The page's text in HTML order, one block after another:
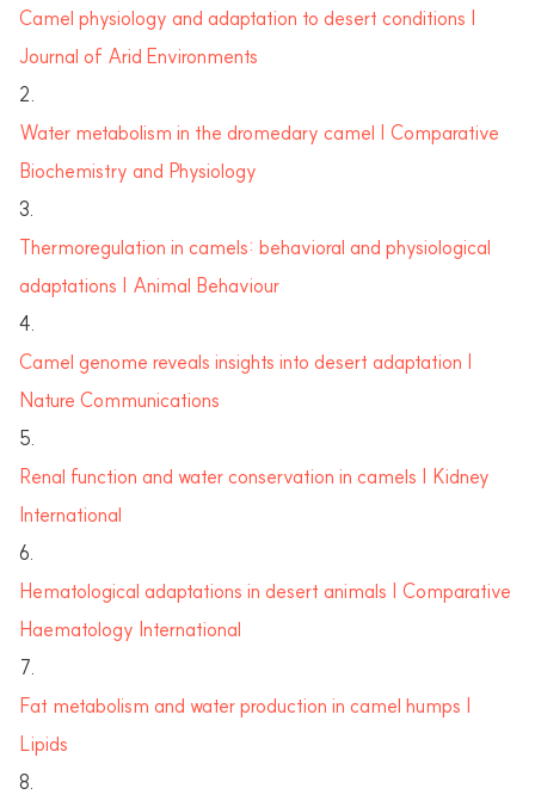
Camel physiology and adaptation to desert conditions |
Journal of Arid Environments
Water metabolism in the dromedary camel | Comparative
Biochemistry and Physiology
Thermoregulation in camels: behavioral and physiological
adaptations | Animal Behaviour
Camel genome reveals insights into desert adaptation |
Nature Communications
Renal function and water conservation in camels | Kidney
International
Hematological adaptations in desert animals | Comparative
Haematology International
Fat metabolism and water production in camel humps |
Lipids